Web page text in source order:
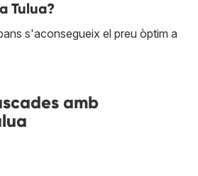
Tulua?
s'aconsegueix el preu òptim a
amb